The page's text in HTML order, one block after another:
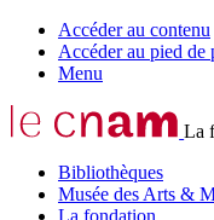
Accéder au contenu
Accéder au pied de
Menu
La
Bibliothèques
Musée des Arts &
La fondation